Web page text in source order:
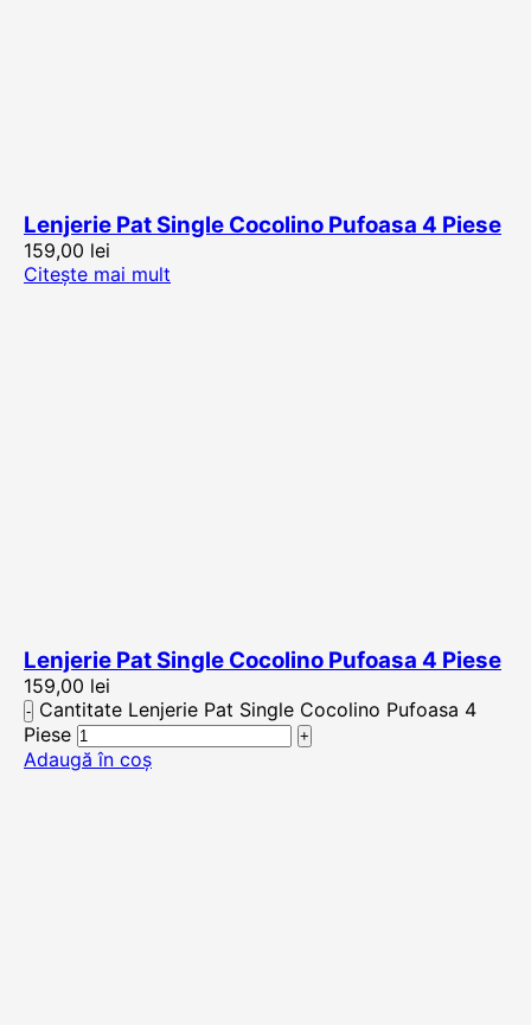
Lenjerie Pat Single Cocolino Pufoasa 4 Piese
159,00 lei
Citește mai mult
Lenjerie Pat Single Cocolino Pufoasa 4 Piese
159,00 lei
Cantitate Lenjerie Pat Single Cocolino Pufoasa 4
Piese
Adaugă în coș